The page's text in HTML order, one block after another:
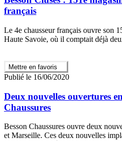
français
Le 4e chausseur français ouvre son
Haute Savoie, où il comptait déjà
Mettre en favoris
Publié le 16/06/2020
Deux nouvelles ouvertures
Chaussures
Besson Chaussures ouvre deux
et Marseille. Ces deux nouvelles